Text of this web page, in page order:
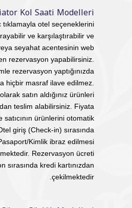
Kol Saati Modelleri
tıklamayla otel seçeneklerini
ve karşılaştırabilir ve
seyahat acentesinin web
rezervasyon yapabilirsiniz.
rezervasyon yaptığınızda
hiçbir masraf ilave edilmez.
satın aldığınız ürünleri
teslim alabilirsiniz. Fiyata
satıcının ürünlerini otomatik
giriş (Check-in) sırasında
Kimlik ibraz edilmesi
Rezervasyon ücreti
sırasında kredi kartınızdan
çekilmektedir.